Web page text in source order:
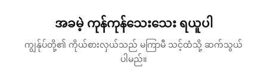
အခမဲ့ ကုန်ကုန်သေးသေး ရယူပါ
ကျွန်ုပ်တို့၏ ကိုယ်စားလှယ်သည် မကြာမီ သင့်ထံသို့ ဆက်သွယ်
ပါမည်။